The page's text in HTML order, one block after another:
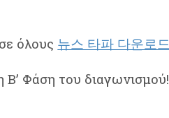
όλους 뉴스 타파 다운로드
Β’ Φάση του διαγωνισμού!